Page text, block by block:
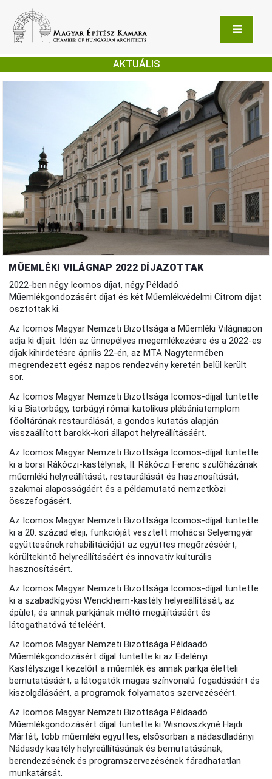
AKTUÁLIS
MŰEMLÉKI VILÁGNAP 2022 DÍJAZOTTAK
2022-ben négy Icomos díjat, négy Példadó
Műemlékgondozásért díjat és két Műemlékvédelmi Citrom díjat
osztottak ki.
Az Icomos Magyar Nemzeti Bizottsága a Műemléki Világnapon
adja ki díjait. Idén az ünnepélyes megemlékezésre és a 2022-es
díjak kihirdetésre április 22-én, az MTA Nagytermében
megrendezett egész napos rendezvény keretén belül került
sor.
Az Icomos Magyar Nemzeti Bizottsága Icomos-díjjal tüntette
ki a Biatorbágy, torbágyi római katolikus plébániatemplom
főoltárának restaurálását, a gondos kutatás alapján
visszaállított barokk-kori állapot helyreállításáért.
Az Icomos Magyar Nemzeti Bizottsága Icomos-díjjal tüntette
ki a borsi Rákóczi-kastélynak, II. Rákóczi Ferenc szülőházának
műemléki helyreállítását, restaurálását és hasznosítását,
szakmai alaposságáért és a példamutató nemzetközi
összefogásért.
Az Icomos Magyar Nemzeti Bizottsága Icomos-díjjal tüntette
ki a 20. század eleji, funkcióját vesztett mohácsi Selyemgyár
együttesének rehabilitációját az együttes megőrzéséért,
körültekintő helyreállításáért és innovatív kulturális
hasznosításért.
Az Icomos Magyar Nemzeti Bizottsága Icomos-díjjal tüntette
ki a szabadkígyósi Wenckheim-kastély helyreállítását, az
épület, és annak parkjának méltó megújításáért és
látogathatóvá tételéért.
Az Icomos Magyar Nemzeti Bizottsága Példaadó
Műemlékgondozásért díjjal tüntette ki az Edelényi
Kastélysziget kezelőit a műemlék és annak parkja életteli
bemutatásáért, a látogatók magas színvonalú fogadásáért és
kiszolgálásáért, a programok folyamatos szervezéséért.
Az Icomos Magyar Nemzeti Bizottsága Példaadó
Műemlékgondozásért díjjal tüntette ki Wisnovszkyné Hajdi
Mártát, több műemléki együttes, elsősorban a nádasdladányi
Nádasdy kastély helyreállításának és bemutatásának,
berendezésének és programszervezésének fáradhatatlan
munkatársát.